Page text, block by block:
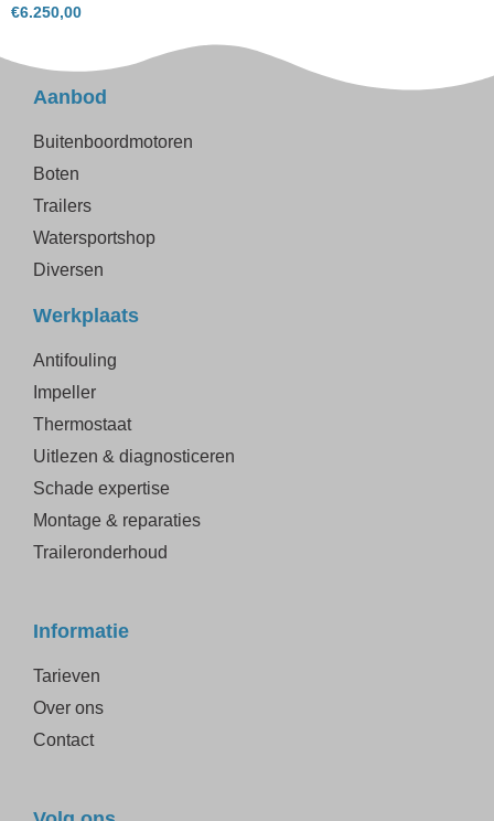
€6.250,00
Aanbod
Buitenboordmotoren
Boten
Trailers
Watersportshop
Diversen
Werkplaats
Antifouling
Impeller
Thermostaat
Uitlezen & diagnosticeren
Schade expertise
Montage & reparaties
Traileronderhoud
Informatie
Tarieven
Over ons
Contact